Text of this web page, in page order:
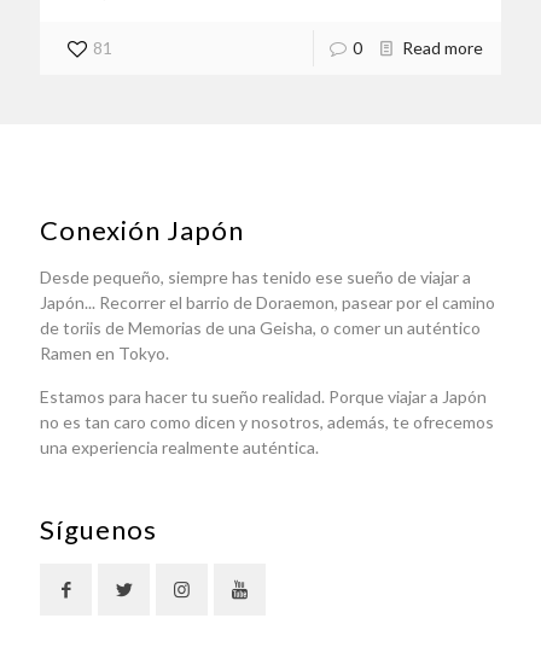
81 0 Read more
Conexión Japón
Desde pequeño, siempre has tenido ese sueño de viajar a
Japón... Recorrer el barrio de Doraemon, pasear por el camino
de toriis de Memorias de una Geisha, o comer un auténtico
Ramen en Tokyo.
Estamos para hacer tu sueño realidad. Porque viajar a Japón
no es tan caro como dicen y nosotros, además, te ofrecemos
una experiencia realmente auténtica.
Síguenos